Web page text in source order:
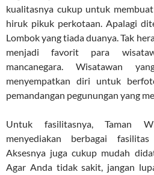
kualitasnya cukup untuk
hiruk pikuk perkotaan. Apalagi
Lombok yang tiada duanya. Tak
menjadi favorit para
mancanegara. Wisatawan
menyempatkan diri untuk
pemandangan pegunungan yang
Untuk fasilitasnya, Taman
menyediakan berbagai
Aksesnya juga cukup mudah
Agar Anda tidak sakit, jangan